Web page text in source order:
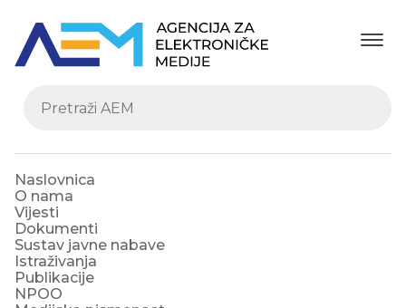
Naslovnica
O nama
Vijesti
Dokumenti
Sustav javne nabave
Istraživanja
Publikacije
NPOO